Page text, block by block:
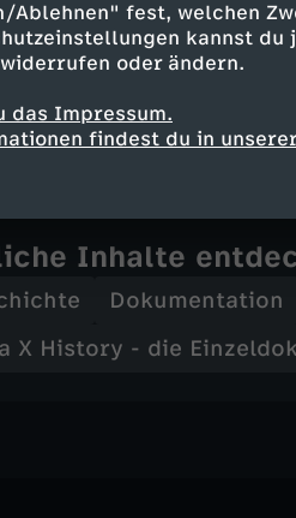
Ablehnen" fest, welchen
kannst
oder ändern.
das Impressum.
findest du in
zeigt auch,
ist.
Inhalte
Dokumentation
X History - die